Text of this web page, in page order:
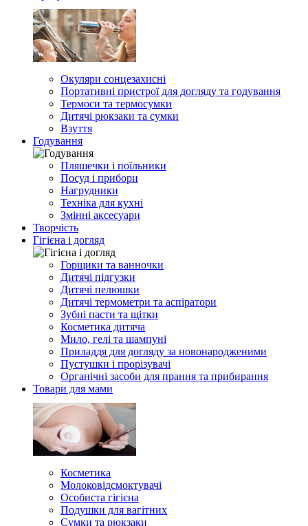
Окуляри сонцезахисні
Портативні пристрої для догляду та годування
Термоси та термосумки
Дитячі рюкзаки та сумки
Взуття
Годування
Пляшечки і поїльники
Посуд і прибори
Нагрудники
Техніка для кухні
Змінні аксесуари
Творчість
Гігієна і догляд
Горщики та ванночки
Дитячі підгузки
Дитячі пелюшки
Дитячі термометри та аспіратори
Зубні пасти та щітки
Косметика дитяча
Мило, гелі та шампуні
Приладдя для догляду за новонародженими
Пустушки і прорізувачі
Органічні засоби для прання та прибирання
Товари для мами
Косметика
Молоковідсмоктувачі
Особиста гігієна
Подушки для вагітних
Сумки та рюкзаки